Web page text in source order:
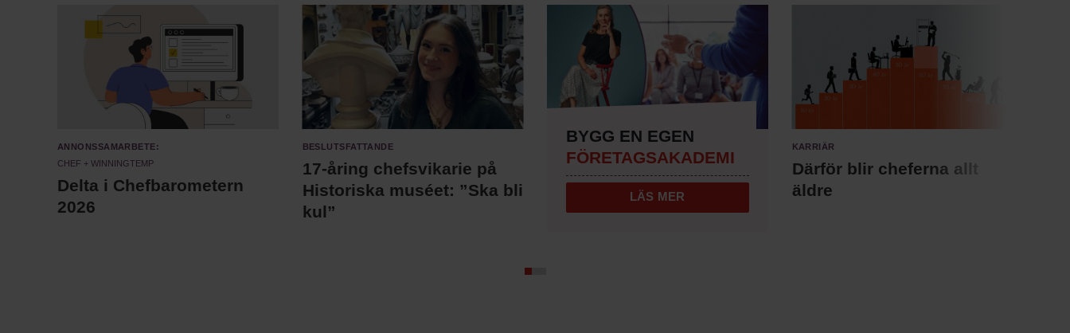
Annonssamarbete:
Chef + Winningtemp
Delta i Chefbarometern
2026
Beslutsfattande
17-åring chefsvikarie på
Historiska muséet: ”Ska bli
kul”
BYGG EN EGEN
FÖRETAGSAKADEMI
LÄS MER
Karriär
Därför blir cheferna allt
äldre